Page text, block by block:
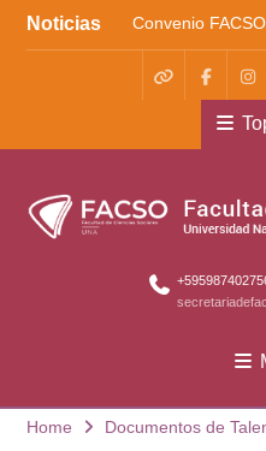
Noticias
Convenio
Cántaro
Kera yvoty en
Convenio
WhatsApp
Home Documentos de